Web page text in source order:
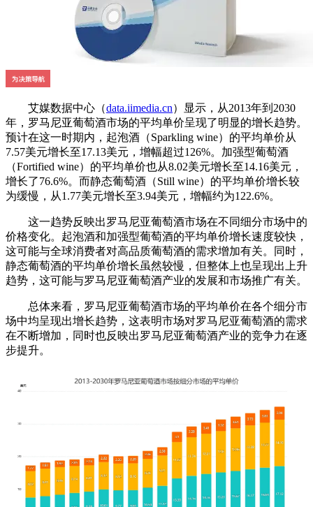
艾媒数据中心（data.iimedia.cn）显示，从2013年到2030
年，罗马尼亚葡萄酒市场的平均单价呈现了明显的增长趋势。
预计在这一时期内，起泡酒（Sparkling wine）的平均单价从
7.57美元增长至17.13美元，增幅超过126%。加强型葡萄酒
（Fortified wine）的平均单价也从8.02美元增长至14.16美元，
增长了76.6%。而静态葡萄酒（Still wine）的平均单价增长较
为缓慢，从1.77美元增长至3.94美元，增幅约为122.6%。
这一趋势反映出罗马尼亚葡萄酒市场在不同细分市场中的
价格变化。起泡酒和加强型葡萄酒的平均单价增长速度较快，
这可能与全球消费者对高品质葡萄酒的需求增加有关。同时，
静态葡萄酒的平均单价增长虽然较慢，但整体上也呈现出上升
趋势，这可能与罗马尼亚葡萄酒产业的发展和市场推广有关。
总体来看，罗马尼亚葡萄酒市场的平均单价在各个细分市
场中均呈现出增长趋势，这表明市场对罗马尼亚葡萄酒的需求
在不断增加，同时也反映出罗马尼亚葡萄酒产业的竞争力在逐
步提升。